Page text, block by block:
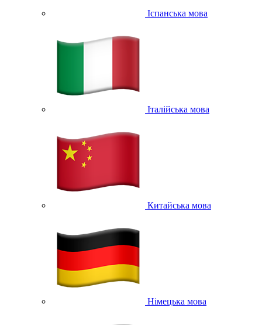
Іспанська мова
Італійська мова
Китайська мова
Німецька мова